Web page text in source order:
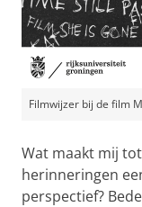
Filmwijzer bij de film
Wat maakt mij
herinneringen
perspectief?